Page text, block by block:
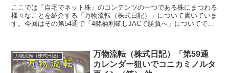
ここでは「自宅でネット株」のコンテンツの一つである株にまつわる
様々なことを紹介する「万物流転（株式日記）」について書いていま
す。今回はその第54通で「4銘柄利確しJACで勝負へ」についてで
万物流転（株式日記）
万物流転（株式日記）「第59通
カレンダー狙いでコニカミノルタ